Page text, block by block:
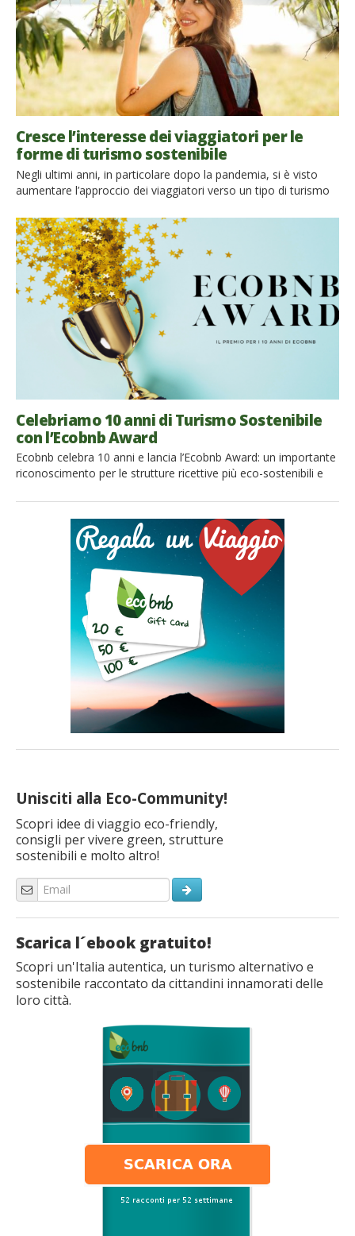
Unisciti alla Eco-Community!
Scopri idee di viaggio eco-friendly,
consigli per vivere green, strutture
sostenibili e molto altro!
Scarica l´ebook gratuito!
Scopri un'Italia autentica, un turismo alternativo e
sostenibile raccontato da cittandini innamorati delle
loro città.
Cresce l’interesse dei viaggiatori per le
forme di turismo sostenibile
Negli ultimi anni, in particolare dopo la pandemia, si è visto
aumentare l’approccio dei viaggiatori verso un tipo di turismo
trasporto, favorendo spostamenti più ecologici, sia su alloggi e
destinazioni, per i quali prevalgono scelte più consapevoli.
Quello sostenibile è un tipo di turismo che […]
Celebriamo 10 anni di Turismo Sostenibile
con l’Ecobnb Award
Ecobnb celebra 10 anni e lancia l’Ecobnb Award: un importante
riconoscimento per le strutture ricettive più eco-sostenibili e
dedicato alla sostenibilità Ecobnb, la prima piattaforma globale
per il turismo sostenibile, spegne 10 candeline e lo fa in grande
stile con il lancio dell’Ecobnb Award, un premio dedicato […]